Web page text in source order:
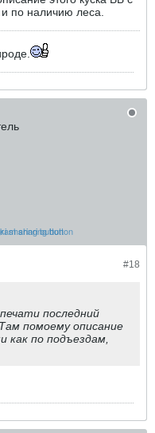
по наличию леса.
#18
последний
помоему описание
как по подъездам,